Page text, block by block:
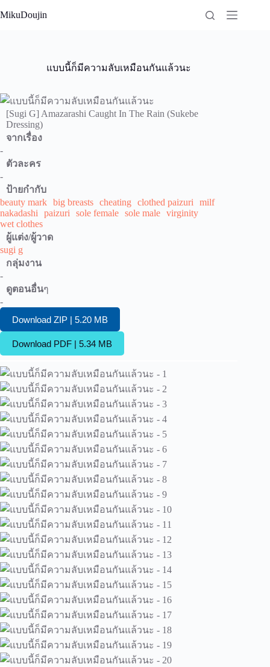
to
MikuDoujin
แบบนี้ก็มีความลับเหมือนกันแล้วนะ
[Sugi G] Amazarashi Caught In The Rain (Sukebe
Dressing)
จากเรื่อง
-
ตัวละคร
-
ป้ายกำกับ
beauty mark big breasts cheating clothed paizuri
milf
nakadashi
paizuri sole female sole male virginity
wet clothes
ผู้แต่ง/ผู้วาด
sugi g
กลุ่มงาน
-
ดูตอนอื่นๆ
-
Download ZIP | 5.20 MB
Download PDF | 5.34 MB